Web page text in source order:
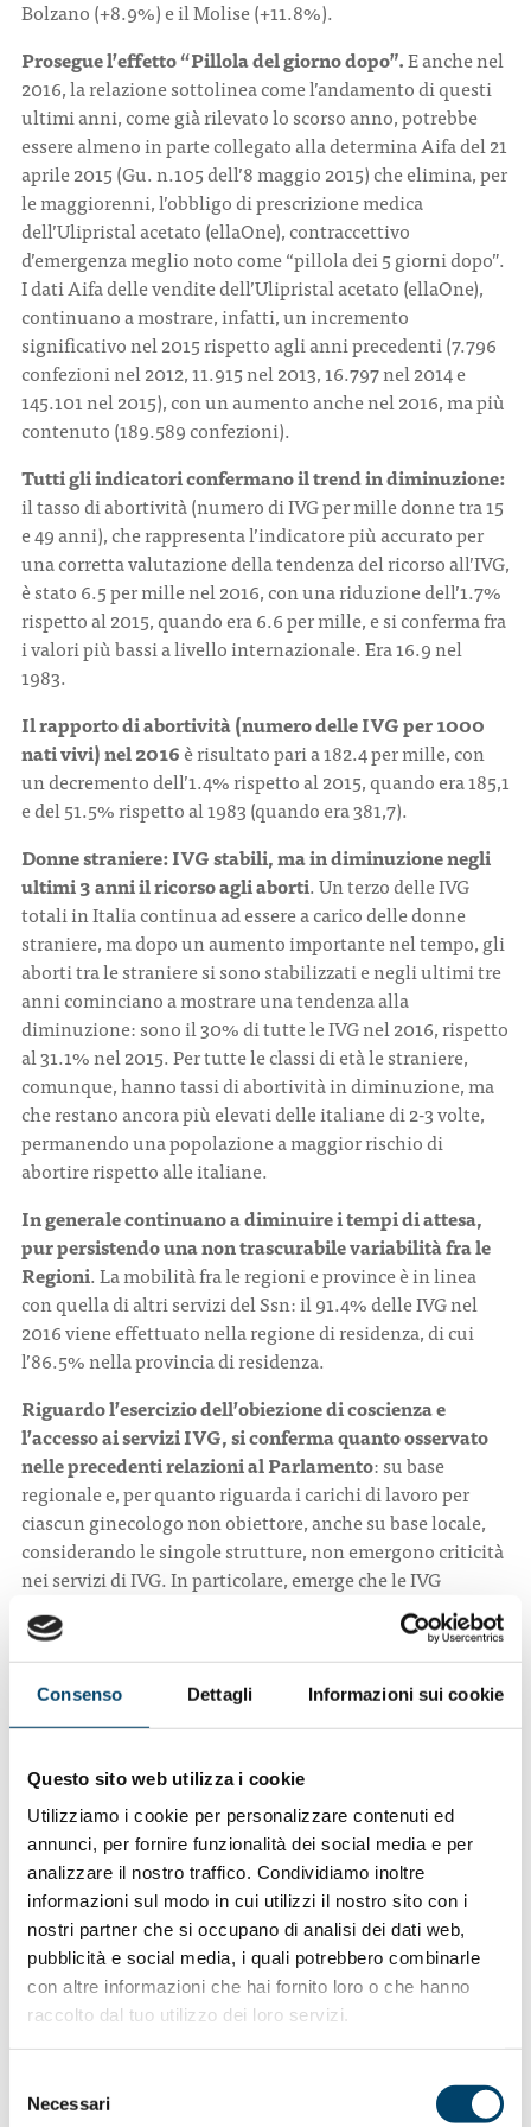
Consenso Dettagli Informazioni sui cookie
Questo sito web utilizza i cookie
Utilizziamo i cookie per personalizzare contenuti ed
annunci, per fornire funzionalità dei social media e per
analizzare il nostro traffico. Condividiamo inoltre
informazioni sul modo in cui utilizzi il nostro sito con i
nostri partner che si occupano di analisi dei dati web,
pubblicità e social media, i quali potrebbero combinarle
con altre informazioni che hai fornito loro o che hanno
raccolto dal tuo utilizzo dei loro servizi.
delNecessari
Bolzano (+8.9%) e il Molise (+11.8%).
Proseguel’effetto “Pillola del giorno dopo”.E anche nel
2016, la relazione sottolinea come l’andamento di questi
ultimi anni, come già rilevato lo scorso anno, potrebbe
essere almeno in parte collegato alla determina Aifa del 21
aprile 2015 (Gu. n.105 dell’8 maggio 2015) che elimina, per
le maggiorenni, l’obbligo di prescrizione medica
dell’Ulipristal acetato (ellaOne), contraccettivo
d’emergenza meglio noto come “pillola dei 5 giorni dopo”.
I dati Aifa delle vendite dell’Ulipristal acetato (ellaOne),
continuano a mostrare, infatti, un incremento
significativo nel 2015 rispetto agli anni precedenti (7.796
confezioni nel 2012, 11.915 nel 2013, 16.797 nel 2014 e
145.101 nel 2015), con un aumento anche nel 2016, ma più
contenuto (189.589 confezioni).
Tutti gli indicatori confermano il trend in diminuzione:
il tasso di abortività (numero di IVG per mille donne tra 15
e 49 anni), che rappresenta l’indicatore più accurato per
una corretta valutazione della tendenza del ricorso all’IVG,
è stato 6.5 per mille nel 2016, con una riduzione dell’1.7%
rispetto al 2015, quando era 6.6 per mille, e si conferma fra
i valori più bassi a livello internazionale. Era 16.9 nel
1983.
Il rapporto di abortività (numero delle IVG per 1000
nati vivi) nel 2016è risultato pari a 182.4 per mille, con
un decremento dell’1.4% rispetto al 2015, quando era 185,1
e del 51.5% rispetto al 1983 (quando era 381,7).
Donne straniere: IVG stabili, ma in diminuzione negli
ultimi 3 anni il ricorso agli aborti. Un terzo delle IVG
totali in Italia continua ad essere a carico delle donne
straniere, ma dopo un aumento importante nel tempo, gli
aborti tra le straniere si sono stabilizzati e negli ultimi tre
anni cominciano a mostrare una tendenza alla
diminuzione: sono il 30% di tutte le IVG nel 2016, rispetto
al 31.1% nel 2015. Per tutte le classi di età le straniere,
comunque, hanno tassi di abortività in diminuzione, ma
che restano ancora più elevati delle italiane di 2-3 volte,
permanendo una popolazione a maggior rischio di
abortire rispetto alle italiane.
In generale continuano a diminuire i tempi di attesa,
pur persistendo una non trascurabile variabilità fra le
Regioni. La mobilità fra le regioni e province è in linea
con quella di altri servizi del Ssn: il 91.4% delle IVG nel
2016 viene effettuato nella regione di residenza, di cui
l’86.5% nella provincia di residenza.
Riguardo l’esercizio dell’obiezione di coscienza e
l’accesso ai servizi IVG, si conferma quanto osservato
nelle precedenti relazioni al Parlamento: su base
regionale e, per quanto riguarda i carichi di lavoro per
ciascun ginecologo non obiettore, anche su base locale,
considerando le singole strutture, non emergono criticità
nei servizi di IVG. In particolare, emerge che le IVG
vengono effettuate nel 60.4% delle strutture disponibili,
con una copertura adeguata, tranne che in Campania e
nella P.A. Bolzano. Il numero degli obiettori di coscienza
nei consultori, pur nella non sempre soddisfacente
copertura dei dati, è sensibilmente inferiore rispetto a
Rapporto tra IVG, Punti nascita e nascite.
punti IVG è pari all’ 82% del numero di punti nascita,
mentre il numero di IVG è pari a circa il 18% del numero
delle nascite. Confrontando poi punti nascita e punti IVG
non in valore assoluto, ma rispetto alla popolazione
femminile in età fertile, a livello nazionale, ogni 10
strutture in cui si fa una IVG, ce ne sono poco meno di 12
in cui si partorisce.
Carico di lavoro non obiettori.Valutando le IVG
considerando 44 settimane lavorative in un anno, a livello